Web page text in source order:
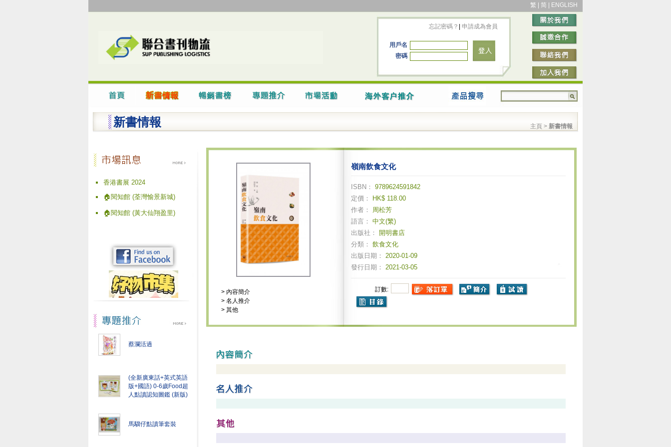
繁 简 ENGLISH
忘記密碼？ 申請成為會員
用戶名
密碼
新書情報 主頁 > 新書情報
香港書展 2024
🏠閱知館 (荃灣愉景新城)
🏠閱知館 (黃大仙翔盈里)
蔡瀾活過
(全新廣東話+英式英語
版+國語) 0-6歲Food超
人點讀認知圖鑑 (新版)
馬騮仔點讀筆套裝
> 內容簡介
> 名人推介
> 其他
嶺南飲食文化
ISBN： 9789624591842
定價：
HK$ 118.00
作者： 周松芳
語言： 中文(繁)
出版社： 開明書店
分類： 飲食文化
出版日期： 2020-01-09
發行日期： 2021-03-05
訂數: